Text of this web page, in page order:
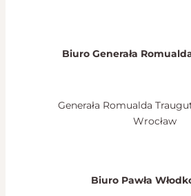
Biuro Generała
Generała Romualda
Wrocław
Biuro Pawła